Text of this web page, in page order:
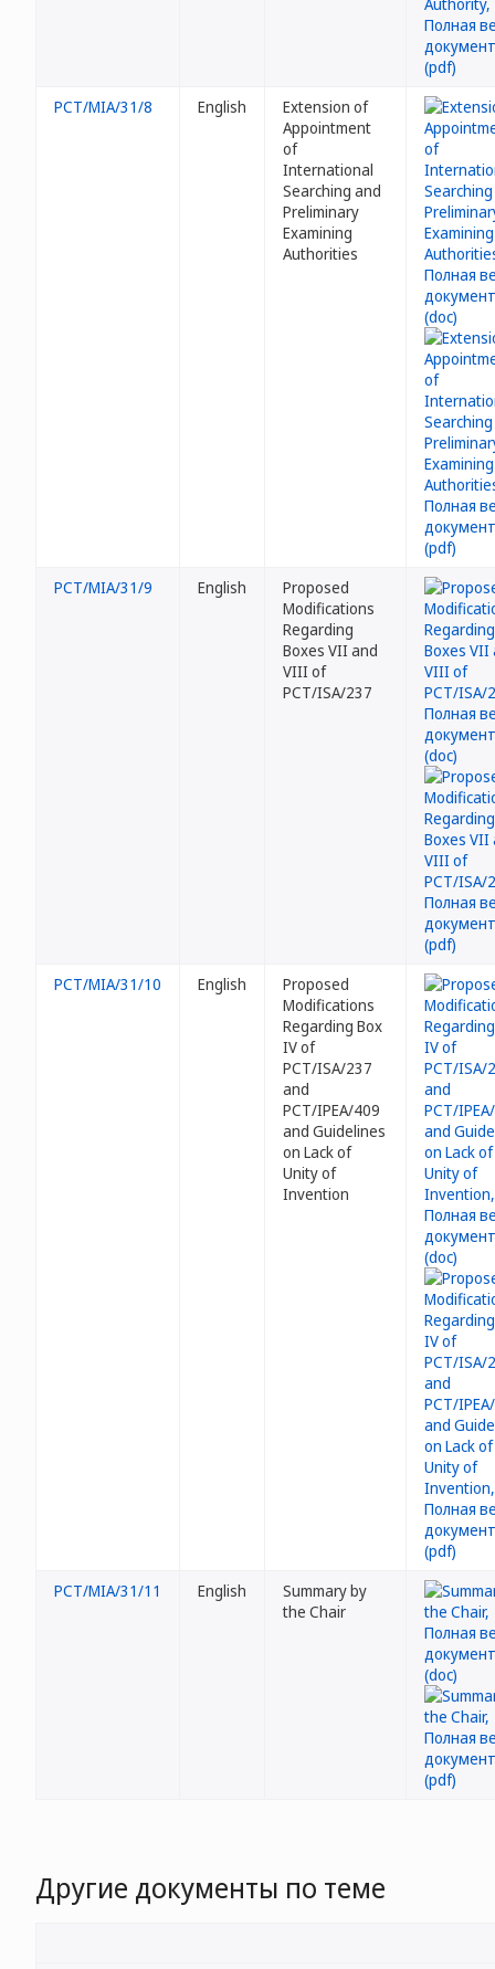
PCT/MIA/31/8 English
Extension of
Appointment
of
International
Searching and
Preliminary
Examining
Authorities
PCT/MIA/31/9 English
Proposed
Modifications
Regarding
Boxes VII and
VIII of
PCT/ISA/237
PCT/MIA/31/10 English
Proposed
Modifications
Regarding Box
IV of
PCT/ISA/237
and
PCT/IPEA/409
and Guidelines
on Lack of
Unity of
Invention
PCT/MIA/31/11 English
Summary by
the Chair
Другие документы по теме